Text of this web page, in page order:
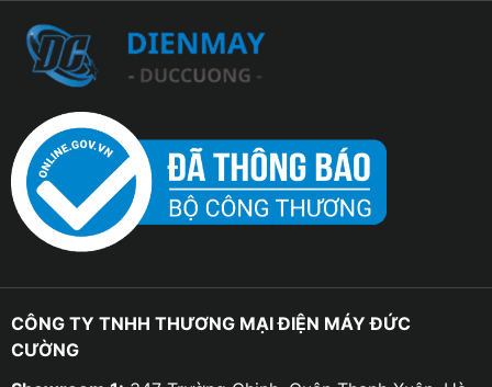
CÔNG TY TNHH THƯƠNG MẠI ĐIỆN MÁY ĐỨC
CƯỜNG